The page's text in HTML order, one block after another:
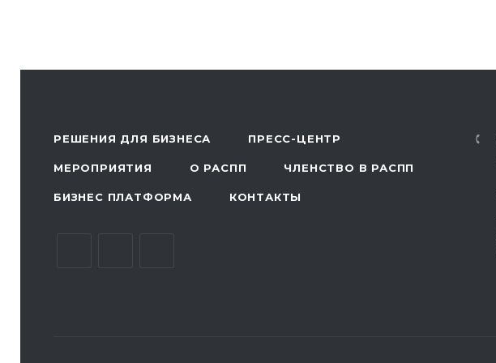
РЕШЕНИЯ ДЛЯ БИЗНЕСА ПРЕСС-ЦЕНТР
МЕРОПРИЯТИЯ О РАСПП ЧЛЕНСТВО В РАСПП
БИЗНЕС ПЛАТФОРМА КОНТАКТЫ